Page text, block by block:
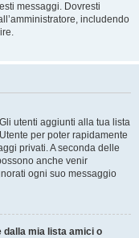
messaggi. Dovresti
includendo
utenti aggiunti alla tua lista
per poter rapidamente
privati. A seconda delle
anche venir
ogni suo messaggio
dalla mia lista amici o